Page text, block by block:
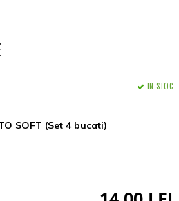
SOFT (Set 4 bucati)
IN STOC